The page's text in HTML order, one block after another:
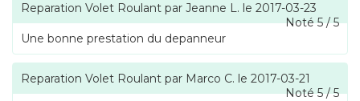
Reparation Volet Roulant par Jeanne L. le 2017-03-23
Noté5/5
Une bonne prestation du depanneur
Reparation Volet Roulant par Marco C. le 2017-03-21
Noté5/5